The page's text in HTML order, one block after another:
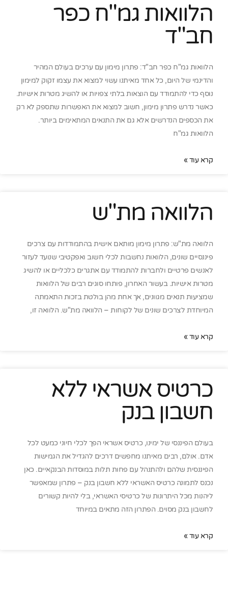
הלוואות גמ"ח כפר
חב"ד
הלוואות גמ"ח כפר חב"ד: פתרון מימון עם ערכים בעולם המהיר
והדינמי של היום, כל אחד מאיתנו עשוי למצוא את עצמו זקוק למימון
נוסף כדי להתמודד עם הוצאות בלתי צפויות או להשיג מטרות אישיות.
כאשר נדרש פתרון מימון, חשוב למצוא את האפשרות שתספק לא רק
את הכספים הנדרשים אלא גם את התנאים המתאימים ביותר.
הלוואות גמ"ח
קרא עוד »
הלוואה מת"ש
הלוואה מת"ש: פתרון מימון מותאם אישית בהתמודדות עם צרכים
פיננסיים שונים, הלוואות נחשבות לכלי חשוב ואפקטיבי שנועד לעזור
לאנשים פרטיים ולחברות להתמודד עם אתגרים כלכליים או להשיג
מטרות אישיות. בעשור האחרון, פותחו סוגים רבים של הלוואות
שמציעות תנאים מגוונים, אך אחת מהן בולטת בזכות התאמתה
המיוחדת לצרכים שונים של לקוחות – הלוואה מת"ש. הלוואה זו,
קרא עוד »
כרטיס אשראי ללא
חשבון בנק
בעולם הפיננסי של ימינו, כרטיס אשראי הפך לכלי חיוני כמעט לכל
אדם. אולם, רבים מאיתנו מחפשים דרכים להגדיל את הגמישות
הפיננסית שלהם ולהתנהל עם פחות תלות במוסדות הבנקאיים. כאן
נכנס לתמונה כרטיס האשראי ללא חשבון בנק – פתרון שמאפשר
ליהנות מכל היתרונות של כרטיסי האשראי, בלי להיות קשורים
לחשבון בנק מסוים. הפתרון הזה מתאים במיוחד
קרא עוד »